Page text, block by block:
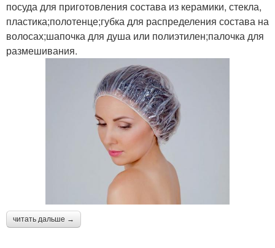
посуда для приготовления состава из керамики, стекла,
пластика;полотенце;губка для распределения состава на
волосах;шапочка для душа или полиэтилен;палочка для
размешивания.
читать дальше →